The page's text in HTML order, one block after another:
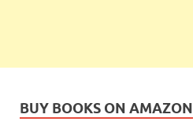
BUY BOOKS ON AMAZON